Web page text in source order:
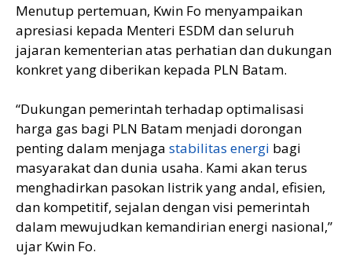
Menutup pertemuan, Kwin Fo menyampaikan
apresiasi kepada Menteri ESDM dan seluruh
jajaran kementerian atas perhatian dan dukungan
konkret yang diberikan kepada PLN Batam.
“Dukungan pemerintah terhadap optimalisasi
harga gas bagi PLN Batam menjadi dorongan
penting dalam menjaga stabilitas energi bagi
masyarakat dan dunia usaha. Kami akan terus
menghadirkan pasokan listrik yang andal, efisien,
dan kompetitif, sejalan dengan visi pemerintah
dalam mewujudkan kemandirian energi nasional,”
ujar Kwin Fo.